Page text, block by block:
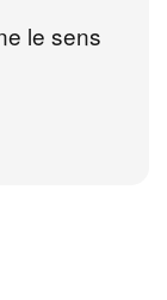
le sens